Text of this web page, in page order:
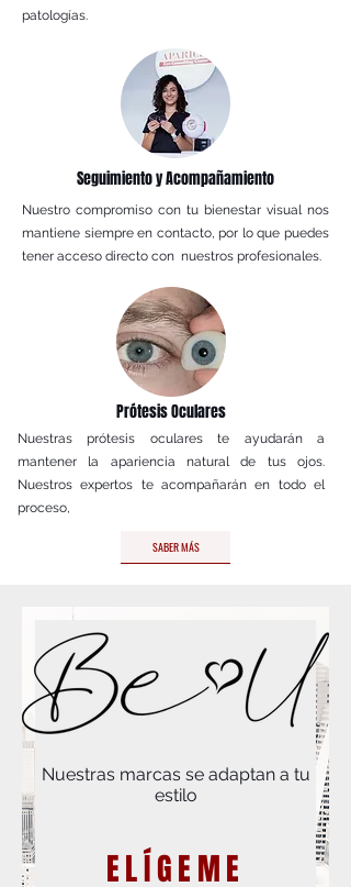
patologías.
Seguimiento y Acompañamiento
Nuestro compromiso con tu bienestar visual nos
mantiene siempre en contacto, por lo que puedes
tener acceso directo con nuestros profesionales.
Prótesis Oculares
Nuestras prótesis oculares te ayudarán a
mantener la apariencia natural de tus ojos.
Nuestros expertos te acompañarán en todo el
proceso,
SABER MÁS
Nuestras marcas se adaptan a tu
estilo
ELÍGEME